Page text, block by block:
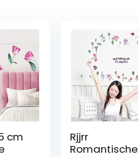
cm
Rjjrr
Romantische